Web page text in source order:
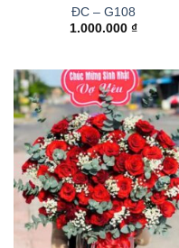
ĐC – G108
1.000.000 ₫